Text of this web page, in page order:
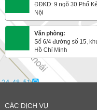
ĐĐKD: 9 ngõ 30 Phố
Nội
Văn phòng:
Số 6/4 đường số 15,
Hồ Chí Minh
CÁC DỊCH VỤ